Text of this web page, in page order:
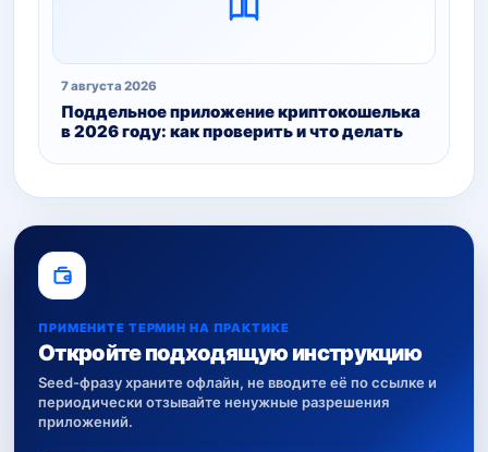
7 августа 2026
Поддельное приложение криптокошелька
в 2026 году: как проверить и что делать
ПРИМЕНИТЕ ТЕРМИН НА ПРАКТИКЕ
Откройте подходящую инструкцию
Seed-фразу храните офлайн, не вводите её по ссылке и
периодически отзывайте ненужные разрешения
приложений.